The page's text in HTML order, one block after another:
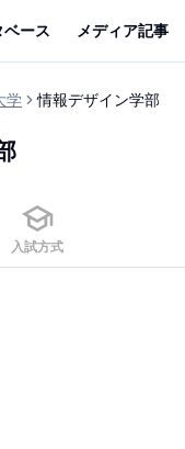
ース メディア記事
学 情報デザイン学部
入試方式